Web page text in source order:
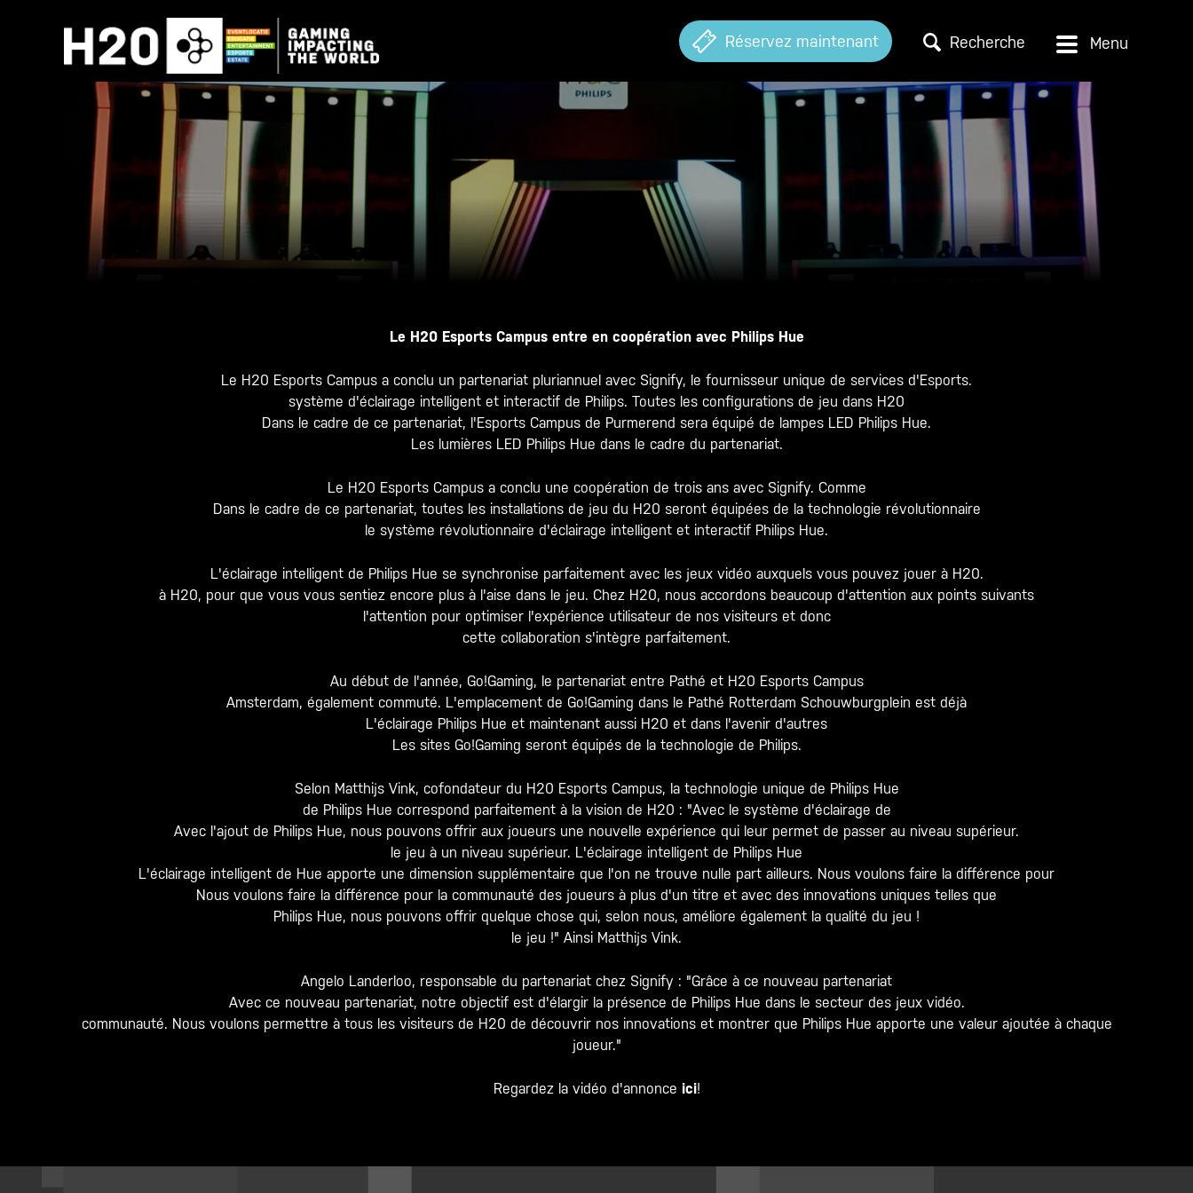
Réservez maintenant Recherche
Le H20 Esports Campus entre en coopération avec Philips Hue
Le H20 Esports Campus a conclu un partenariat pluriannuel avec Signify, le fournisseur unique de services d'Esports.
système d'éclairage intelligent et interactif de Philips. Toutes les configurations de jeu dans H20
Dans le cadre de ce partenariat, l'Esports Campus de Purmerend sera équipé de lampes LED Philips Hue.
Les lumières LED Philips Hue dans le cadre du partenariat.
Le H20 Esports Campus a conclu une coopération de trois ans avec Signify. Comme
Dans le cadre de ce partenariat, toutes les installations de jeu du H20 seront équipées de la technologie révolutionnaire
le système révolutionnaire d'éclairage intelligent et interactif Philips Hue.
L'éclairage intelligent de Philips Hue se synchronise parfaitement avec les jeux vidéo auxquels vous pouvez jouer à H20.
à H20, pour que vous vous sentiez encore plus à l'aise dans le jeu. Chez H20, nous accordons beaucoup d'attention aux points suivants
l'attention pour optimiser l'expérience utilisateur de nos visiteurs et donc
cette collaboration s'intègre parfaitement.
Au début de l'année, Go!Gaming, le partenariat entre Pathé et H20 Esports Campus
Amsterdam, également commuté. L'emplacement de Go!Gaming dans le Pathé Rotterdam Schouwburgplein est déjà
L'éclairage Philips Hue et maintenant aussi H20 et dans l'avenir d'autres
Les sites Go!Gaming seront équipés de la technologie de Philips.
Selon Matthijs Vink, cofondateur du H20 Esports Campus, la technologie unique de Philips Hue
de Philips Hue correspond parfaitement à la vision de H20 : "Avec le système d'éclairage de
Avec l'ajout de Philips Hue, nous pouvons offrir aux joueurs une nouvelle expérience qui leur permet de passer au niveau supérieur.
le jeu à un niveau supérieur. L'éclairage intelligent de Philips Hue
L'éclairage intelligent de Hue apporte une dimension supplémentaire que l'on ne trouve nulle part ailleurs. Nous voulons faire la différence pour
Nous voulons faire la différence pour la communauté des joueurs à plus d'un titre et avec des innovations uniques telles que
Philips Hue, nous pouvons offrir quelque chose qui, selon nous, améliore également la qualité du jeu !
le jeu !" Ainsi Matthijs Vink.
Angelo Landerloo, responsable du partenariat chez Signify : "Grâce à ce nouveau partenariat
Avec ce nouveau partenariat, notre objectif est d'élargir la présence de Philips Hue dans le secteur des jeux vidéo.
communauté. Nous voulons permettre à tous les visiteurs de H20 de découvrir nos innovations et montrer que Philips Hue apporte une valeur ajoutée à chaque
joueur."
Regardez la vidéo d'annonce ici!